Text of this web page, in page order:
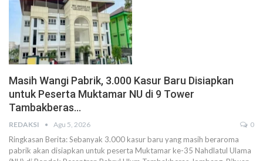
Masih Wangi Pabrik, 3.000 Kasur Baru Disiapkan
untuk Peserta Muktamar NU di 9 Tower
Tambakberas…
REDAKSI Agu 5, 2026 0
Ringkasan Berita: Sebanyak 3.000 kasur baru yang masih beraroma
pabrik akan disiapkan untuk peserta Muktamar ke-35 Nahdlatul Ulama